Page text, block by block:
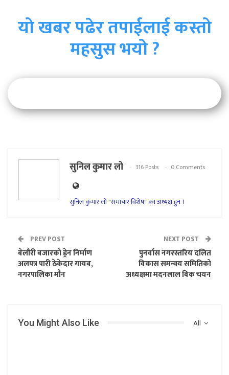
यो खबर पढेर तपाईलाई कस्तो
महसुस भयो ?
सुनिल कुमार लो 316 Posts 0 Comments
सुनिल कुमार लो "समाचार विशेष" का अध्यक्ष हुन ।
PREV POST
बेलौरी बजारको ड्रेन निर्माण
अलपत्र पारी ठेकेदार गायब,
नगरपालिका मौन
NEXT POST
पुनर्वास नगरस्तरिय दलित
विकास समन्वय समितिको
अध्यक्षमा मदनलाल बिक चयन
All
You Might Also Like